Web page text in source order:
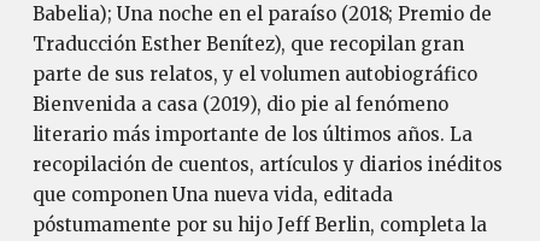
Babelia); Una noche en el paraíso (2018; Premio de
Traducción Esther Benítez), que recopilan gran
parte de sus relatos, y el volumen autobiográfico
Bienvenida a casa (2019), dio pie al fenómeno
literario más importante de los últimos años. La
recopilación de cuentos, artículos y diarios inéditos
que componen Una nueva vida, editada
póstumamente por su hijo Jeff Berlin, completa la